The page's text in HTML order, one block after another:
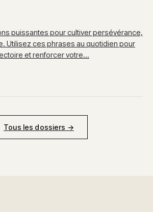
puissantes pour cultiver persévérance,
Utilisez ces phrases au quotidien pour
et renforcer votre…
Tous les dossiers →